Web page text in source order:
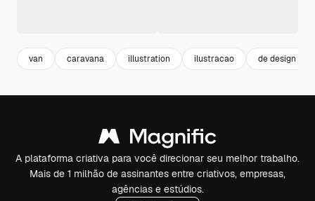
van caravana illustration ilustracao de design
A plataforma criativa para você direcionar seu melhor trabalho.
Mais de 1 milhão de assinantes entre criativos, empresas,
agências e estúdios.